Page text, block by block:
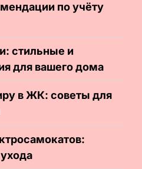
по учёту
стильные и
для вашего дома
в ЖК: советы для